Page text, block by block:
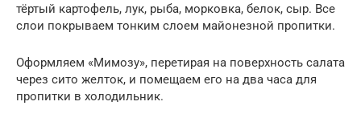
тёртый картофель, лук, рыба, морковка, белок, сыр. Все
слои покрываем тонким слоем майонезной пропитки.
Оформляем «Мимозу», перетирая на поверхность салата
через сито желток, и помещаем его на два часа для
пропитки в холодильник.